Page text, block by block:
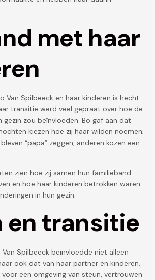
met haar
Van Spilbeeck en haar kinderen is hecht
transitie werd veel gepraat over hoe de
gezin zou beïnvloeden. Bo gaf aan dat
kiezen hoe zij haar wilden noemen;
“papa” zeggen, anderen kozen een
zien hoe zij samen hun familieband
en hoe haar kinderen betrokken waren
in hun gezin.
en transitie
Spilbeeck beïnvloedde niet alleen
ook dat van haar partner en kinderen.
een omgeving van steun, vertrouwen